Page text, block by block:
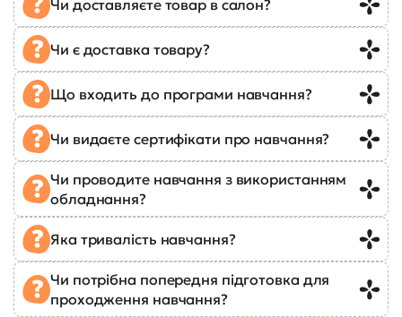
Чи доставляєте товар в салон?
Чи є доставка товару?
Що входить до програми навчання?
Чи видаєте сертифікати про навчання?
Чи проводите навчання з використанням
обладнання?
Яка тривалість навчання?
Чи потрібна попередня підготовка для
проходження навчання?